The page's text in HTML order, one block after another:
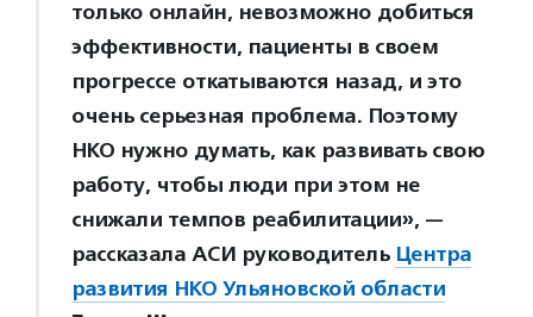
только онлайн, невозможно добиться
эффективности, пациенты в своем
прогрессе откатываются назад, и это
очень серьезная проблема. Поэтому
НКО нужно думать, как развивать свою
работу, чтобы люди при этом не
снижали темпов реабилитации», —
рассказала АСИ руководитель Центра
развития НКО Ульяновской области